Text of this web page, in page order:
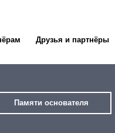
Друзья и партнёры
Памяти основателя